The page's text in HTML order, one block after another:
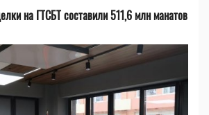
на ГТСБТ составили 511,6 млн манатов